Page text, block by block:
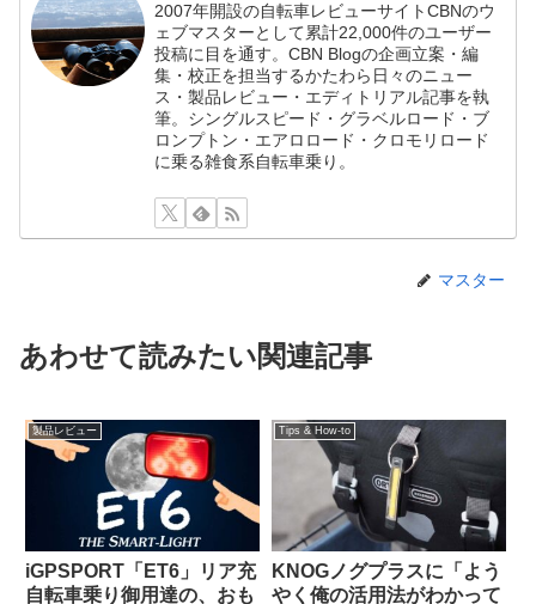
2007年開設の自転車レビューサイトCBNのウ
ェブマスターとして累計22,000件のユーザー
投稿に目を通す。CBN Blogの企画立案・編
集・校正を担当するかたわら日々のニュー
ス・製品レビュー・エディトリアル記事を執
筆。シングルスピード・グラベルロード・ブ
ロンプトン・エアロロード・クロモリロード
に乗る雑食系自転車乗り。
マスター
あわせて読みたい関連記事
製品レビュー
iGPSPORT「ET6」リア充
自転車乗り御用達の、おも
Tips & How-to
KNOGノグプラスに「よう
やく俺の活用法がわかって